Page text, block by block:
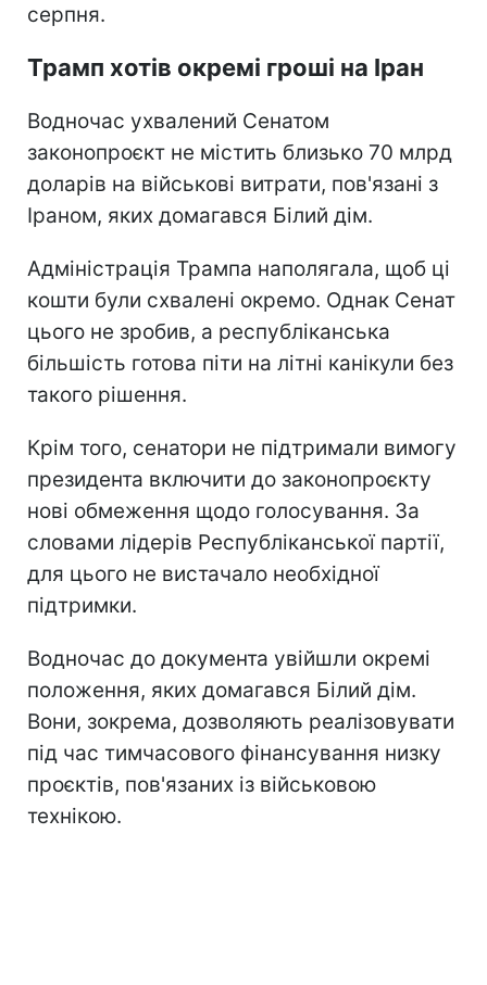
серпня.
Трамп хотів окремі гроші на Іран
Водночас ухвалений Сенатом
законопроєкт не містить близько 70 млрд
доларів на військові витрати, пов'язані з
Іраном, яких домагався Білий дім.
Адміністрація Трампа наполягала, щоб ці
кошти були схвалені окремо. Однак Сенат
цього не зробив, а республіканська
більшість готова піти на літні канікули без
такого рішення.
Крім того, сенатори не підтримали вимогу
президента включити до законопроєкту
нові обмеження щодо голосування. За
словами лідерів Республіканської партії,
для цього не вистачало необхідної
підтримки.
Водночас до документа увійшли окремі
положення, яких домагався Білий дім.
Вони, зокрема, дозволяють реалізовувати
під час тимчасового фінансування низку
проєктів, пов'язаних із військовою
технікою.